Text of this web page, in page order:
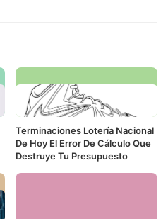
Terminaciones Lotería Nacional
De Hoy El Error De Cálculo Que
Destruye Tu Presupuesto